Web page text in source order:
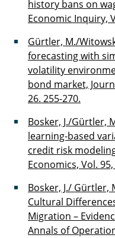
history bans on
Economic Inquiry,
Gürtler, M./
forecasting with
volatility
bond market,
26. 255-270.
Bosker, J./Gürtler,
learning-based
credit risk
Economics, Vol.
Bosker, J./ Gürtler,
Cultural
Migration –
Annals of